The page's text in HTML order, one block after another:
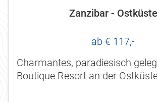
Zanzibar - Ostküste
ab € 117,-
Charmantes, paradiesisch
Boutique Resort an der